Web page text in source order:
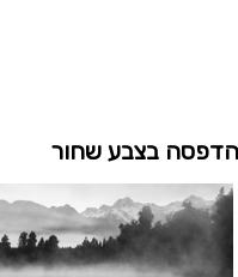
הדפסה בצבע שחור